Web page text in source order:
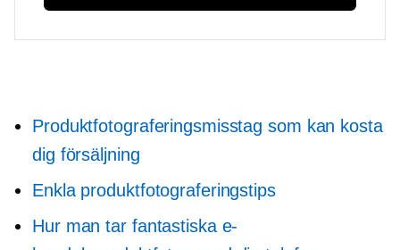
Produktfotograferingsmisstag som kan kosta
dig försäljning
Enkla produktfotograferingstips
Hur man tar fantastiska e-